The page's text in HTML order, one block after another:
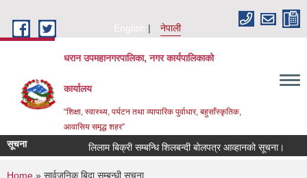
English
नेपाली
धरान उपमहानगरपालिका, नगर कार्यपालिकाको
कार्यालय
“शिक्षा, स्वास्थ्य, पर्यटन तथा व्यापारिक पुर्वाधार, बहुसाँस्कृतिक,
आवासिय समृद्ध शहर”
सूचना लिलाम बिक्री सम्बन्धि शिलबन्दी बोलपत्र आव्हानको सूचना।
Home » सार्वजनिक बिदा सम्बन्धी सूचना